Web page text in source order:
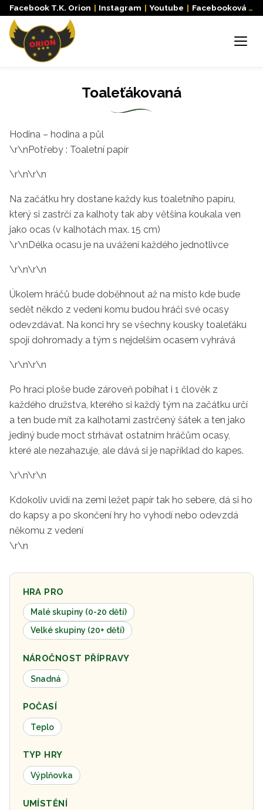
Facebook T.K. Orion | Instagram | Youtube | Facebooková skupina
Menu
Toaleťákovaná
Hodina – hodina a půl
\r\nPotřeby : Toaletní papír
\r\n\r\n
Na začátku hry dostane každy kus toaletního papíru,
který si zastrčí za kalhoty tak aby většina koukala ven
jako ocas (v kalhotách max. 15 cm)
\r\nDélka ocasu je na uvážení každého jednotlivce
\r\n\r\n
Úkolem hráčů bude doběhnout až na místo kde bude
sedět někdo z vedení komu budou hráči své ocasy
odevzdávat. Na konci hry se všechny kousky toaleťáku
spojí dohromady a tým s nejdelším ocasem vyhrává
\r\n\r\n
Po hrací ploše bude zároveň pobíhat i 1 člověk z
každého družstva, kterého si každý tým na začátku určí
a ten bude mít za kalhotami zastrčený šátek a ten jako
jediný bude moct strhávat ostatním hráčům ocasy,
které ale nezahazuje, ale dává si je například do kapes.
\r\n\r\n
Kdokoliv uvidí na zemi ležet papír tak ho sebere, dá si ho
do kapsy a po skončení hry ho vyhodí nebo odevzdá
někomu z vedení
\r\n
HRA PRO
Malé skupiny (0-20 dětí)
Velké skupiny (20+ dětí)
NÁROČNOST PŘÍPRAVY
Snadná
POČASÍ
Teplo
TYP HRY
Výplňovka
UMÍSTĚNÍ